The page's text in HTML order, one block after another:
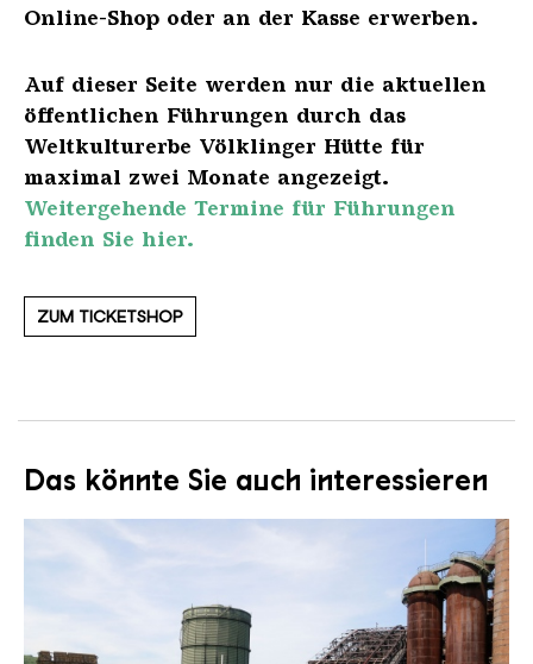
Online-Shop oder an der Kasse erwerben.
Auf dieser Seite werden nur die aktuellen
öffentlichen Führungen durch das
Weltkulturerbe Völklinger Hütte für
maximal zwei Monate angezeigt.
Weitergehende Termine für Führungen
finden Sie hier.
ZUM TICKETSHOP
Das könnte Sie auch interessieren